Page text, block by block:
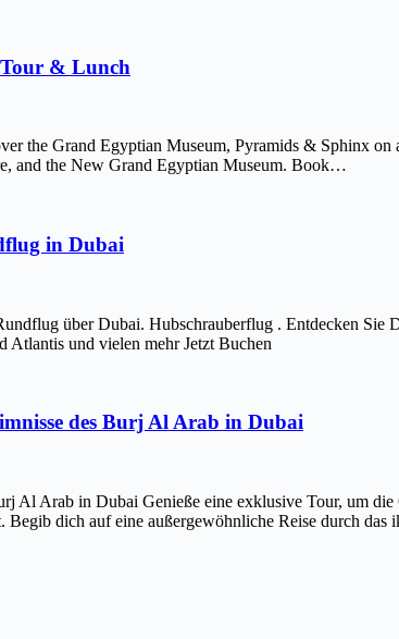
& Lunch
the Grand Egyptian Museum, Pyramids & Sphinx
and the New Grand Egyptian Museum. Book…
in Dubai
über Dubai. Hubschrauberflug . Entdecken Sie
Atlantis und vielen mehr Jetzt Buchen
des Burj Al Arab in Dubai
Al Arab in Dubai Genieße eine exklusive Tour, um
Begib dich auf eine außergewöhnliche Reise durch